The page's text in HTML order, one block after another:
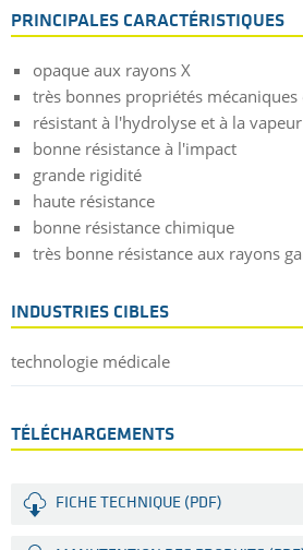
PRINCIPALES CARACTÉRISTIQUES
opaque aux rayons X
très bonnes propriétés
résistant à l'hydrolyse et à la
bonne résistance à l'impact
grande rigidité
haute résistance
bonne résistance chimique
très bonne résistance aux rayons
INDUSTRIES CIBLES
technologie médicale
TÉLÉCHARGEMENTS
FICHE TECHNIQUE (PDF)